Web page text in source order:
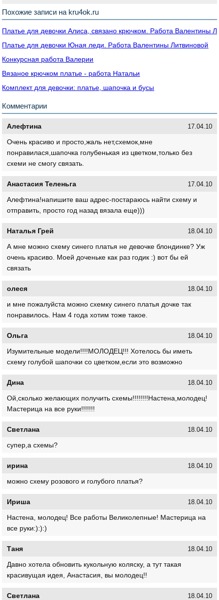
Похожие записи на kru4ok.ru
Платье для девочки Алиса, связано крючком. Работа Валентины
Платье для девочки Юная леди. Работа Валентины Литвиновой
Конкурсная работа Валерии
Вязаное крючком платье - работа Натальи
Комплект для девочки: платье, шапочка и бусы
Комментарии
Алефтина 17.04.10
Очень красиво и просто,жаль нет,схемок,мне
понравилася,шапочка голубенькая из цветком,только без
схеми не смогу связать.
Анастасия Теленьга 17.04.10
Алефтина!напишите ваш адрес-постараюсь найти схему и
отправить, просто год назад вязала еще)))
Наталья Грей 18.04.10
А мне можно схему синего платья не девочке блондинке? Уж
очень красиво. Моей доченьке как раз годик :) вот бы ей
связать
олеся 18.04.10
и мне пожалуйста можно схемку синего платья дочке так
понравилось. Нам 4 года хотим тоже такое.
Ольга 18.04.10
Изумительные модели!!!!МОЛОДЕЦ!!! Хотелось бы иметь
схему голубой шапочки со цветком,если это возможно
Дина 18.04.10
Ой,сколько желающих получить схемы!!!!!!!!Настена,молодец!
Мастерица на все руки!!!!!!!
Светлана 18.04.10
супер,а схемы?
ирина 18.04.10
можно схему розового и голубого платья?
Ириша 18.04.10
Настена, молодец! Все работы Великолепные! Мастерица на
все руки:):):)
Таня 18.04.10
Давно хотела обновить кукольную коляску, а тут такая
красивущая идея, Анастасия, вы молодец!!
Светлана 18.04.10